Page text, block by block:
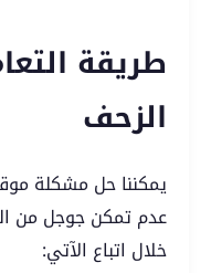
طريقة
الزحف
يمكننا حل مشكلة
عدم تمكن جوجل من
خلال اتباع الآتي: